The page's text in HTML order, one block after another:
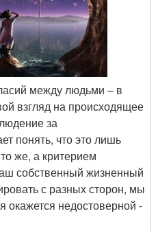
между людьми – в
взгляд на происходящее
за
понять, что это лишь
же, а критерием
собственный жизненный
с разных сторон, мы
окажется недостоверной -